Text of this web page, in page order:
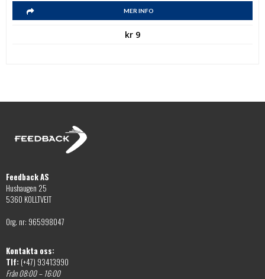
MER INFO
kr 9
Feedback AS
Hushaugen 25
5360 KOLLTVEIT
Org. nr: 965998047
Kontakta oss:
Tlf: (+47) 93413990
Från 08:00 – 16:00